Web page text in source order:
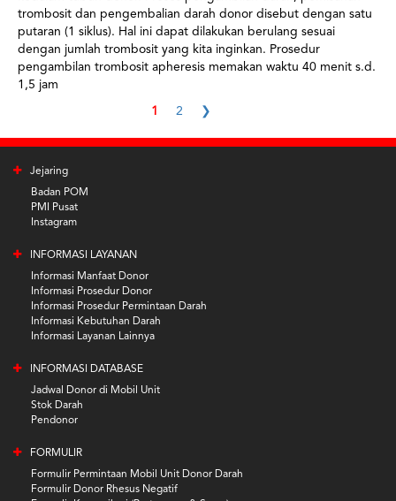
trombosit dan pengembalian darah donor disebut dengan satu
putaran (1 siklus). Hal ini dapat dilakukan berulang sesuai
dengan jumlah trombosit yang kita inginkan. Prosedur
pengambilan trombosit apheresis memakan waktu 40 menit s.d.
1,5 jam
1 2 ❯
Jejaring
Badan POM
PMI Pusat
Instagram
INFORMASI LAYANAN
Informasi Manfaat Donor
Informasi Prosedur Donor
Informasi Prosedur Permintaan Darah
Informasi Kebutuhan Darah
Informasi Layanan Lainnya
INFORMASI DATABASE
Jadwal Donor di Mobil Unit
Stok Darah
Pendonor
FORMULIR
Formulir Permintaan Mobil Unit Donor Darah
Formulir Donor Rhesus Negatif